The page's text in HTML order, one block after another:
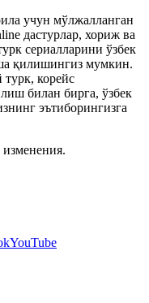
учун мўлжалланган
дастурлар, хориж ва
сериалларини ўзбек
қилишингиз мумкин.
корейс
билан бирга, ўзбек
эътиборингизга
YouTube